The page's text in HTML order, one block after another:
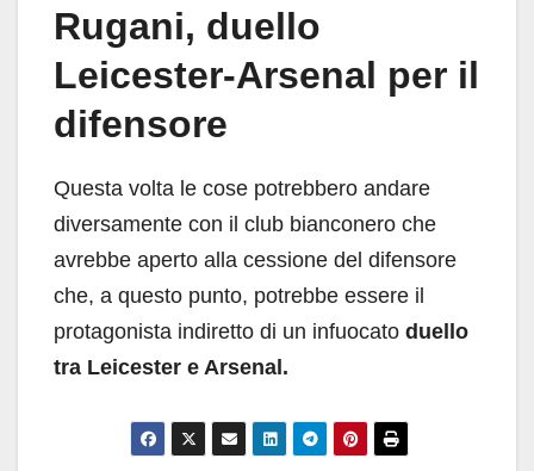
Rugani, duello
Leicester-Arsenal per il
difensore
Questa volta le cose potrebbero andare
diversamente con il club bianconero che
avrebbe aperto alla cessione del difensore
che, a questo punto, potrebbe essere il
protagonista indiretto di un infuocato duello
tra Leicester e Arsenal.